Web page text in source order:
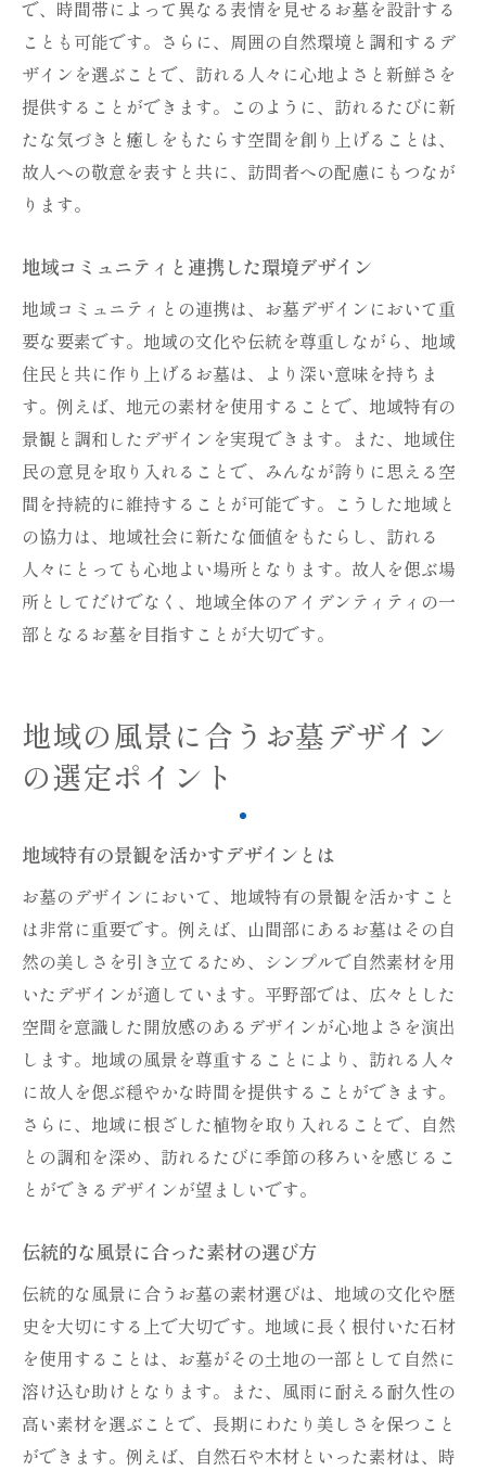
で、時間帯によって異なる表情を見せるお墓を設計する
ことも可能です。さらに、周囲の自然環境と調和するデ
ザインを選ぶことで、訪れる人々に心地よさと新鮮さを
提供することができます。このように、訪れるたびに新
たな気づきと癒しをもたらす空間を創り上げることは、
故人への敬意を表すと共に、訪問者への配慮にもつなが
ります。
地域コミュニティと連携した環境デザイン
地域コミュニティとの連携は、お墓デザインにおいて重
要な要素です。地域の文化や伝統を尊重しながら、地域
住民と共に作り上げるお墓は、より深い意味を持ちま
す。例えば、地元の素材を使用することで、地域特有の
景観と調和したデザインを実現できます。また、地域住
民の意見を取り入れることで、みんなが誇りに思える空
間を持続的に維持することが可能です。こうした地域と
の協力は、地域社会に新たな価値をもたらし、訪れる
人々にとっても心地よい場所となります。故人を偲ぶ場
所としてだけでなく、地域全体のアイデンティティの一
部となるお墓を目指すことが大切です。
地域の風景に合うお墓デザイン
の選定ポイント
地域特有の景観を活かすデザインとは
お墓のデザインにおいて、地域特有の景観を活かすこと
は非常に重要です。例えば、山間部にあるお墓はその自
然の美しさを引き立てるため、シンプルで自然素材を用
いたデザインが適しています。平野部では、広々とした
空間を意識した開放感のあるデザインが心地よさを演出
します。地域の風景を尊重することにより、訪れる人々
に故人を偲ぶ穏やかな時間を提供することができます。
さらに、地域に根ざした植物を取り入れることで、自然
との調和を深め、訪れるたびに季節の移ろいを感じるこ
とができるデザインが望ましいです。
伝統的な風景に合った素材の選び方
伝統的な風景に合うお墓の素材選びは、地域の文化や歴
史を大切にする上で大切です。地域に長く根付いた石材
を使用することは、お墓がその土地の一部として自然に
溶け込む助けとなります。また、風雨に耐える耐久性の
高い素材を選ぶことで、長期にわたり美しさを保つこと
ができます。例えば、自然石や木材といった素材は、時